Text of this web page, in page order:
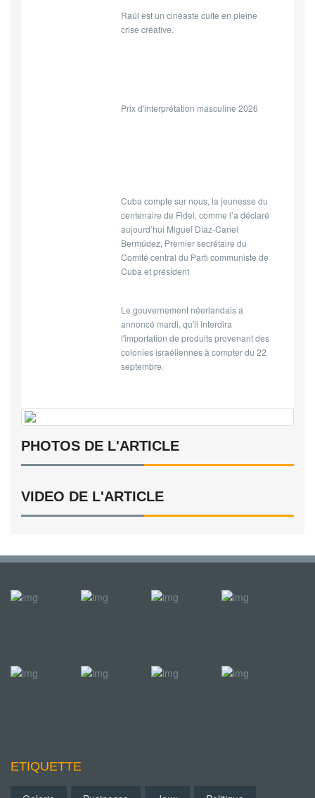
Raúl est un cinéaste culte en pleine
crise créative.
Prix d'interprétation masculine 2026
Cuba compte sur nous, la jeunesse du
centenaire de Fidel, comme l’a déclaré
aujourd’hui Miguel Díaz-Canel
Bermúdez, Premier secrétaire du
Comité central du Parti communiste de
Cuba et président
Le gouvernement néerlandais a
annoncé mardi, qu'il interdira
l'importation de produits provenant des
colonies israéliennes à compter du 22
septembre.
PHOTOS DE L'ARTICLE
VIDEO DE L'ARTICLE
ETIQUETTE